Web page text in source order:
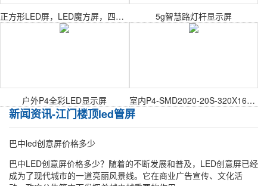
正方形LED屏，LED魔方屏，四面显示屏 5g智慧路灯杆显示屏
户外P4全彩LED显示屏 室内P4-SMD2020-20S-320X160mm室内表贴模组
新闻资讯-江门楼顶led管屏
巴中led创意屏价格多少
巴中LED创意屏价格多少？随着的不断发展和普及，LED创意屏已经
成为了现代城市的一道亮丽风景线。它在商业广告宣传、文化活